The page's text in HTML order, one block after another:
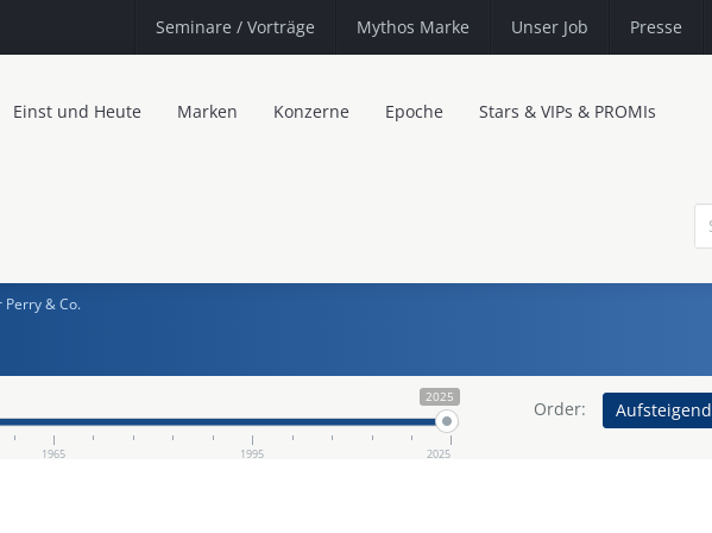
Seminare / Vorträge Mythos Marke Unser Job Presse
Einst und Heute Marken Konzerne Epoche Stars & VIPs & PROMIs
Perry & Co.
2025
1965 1995 2025
Order: Aufsteigend